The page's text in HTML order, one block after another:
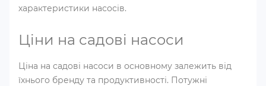
характеристики насосів.
Ціни на садові насоси
Ціна на садові насоси в основному залежить від
їхнього бренду та продуктивності. Потужні